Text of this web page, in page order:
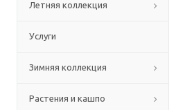
Летняя коллекция
Услуги
Зимняя коллекция
Растения и кашпо